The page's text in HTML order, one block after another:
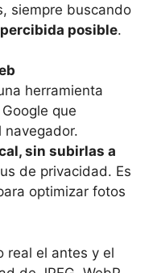
siempre buscando
posible.
herramienta
que
sin subirlas a
de privacidad. Es
optimizar fotos
real el antes y el